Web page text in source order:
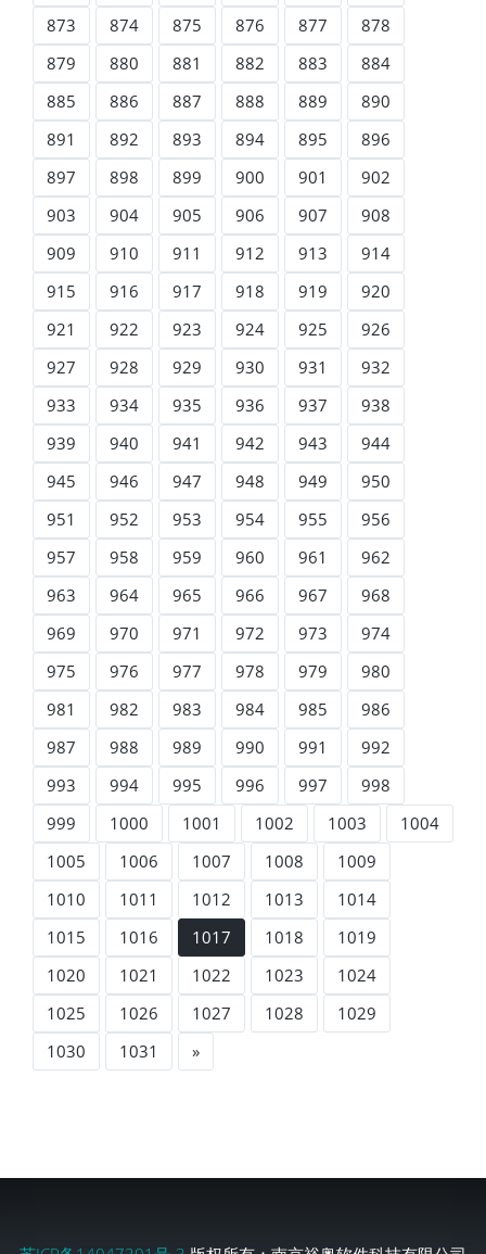
873
874 875 876 877
878
879
880 881 882 883
884
885
886 887 888 889
890
891
892 893 894 895
896
897
898 899 900 901
902
903
904 905 906 907
908
909
910 911 912 913
914
915
916 917 918 919
920
921
922 923 924 925
926
927
928 929 930 931
932
933
934 935 936 937
938
939
940 941 942 943
944
945
946 947 948 949
950
951
952 953 954 955
956
957
958 959 960 961
962
963
964 965 966 967
968
969
970 971 972 973
974
975
976 977 978 979
980
981
982 983 984 985
986
987
988 989 990 991
992
993
994 995 996 997
998
999
1000 1001 1002 1003
1004
1005
1006 1007 1008
1009
1010
1011 1012 1013
1014
1015
1016 1017 1018
1019
1020
1021 1022 1023
1024
1025
1026 1027 1028
1029
1030
1031 »